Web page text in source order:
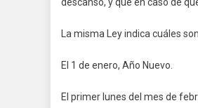
descanso, y que en caso de
La misma Ley indica cuáles
El 1 de enero, Año Nuevo.
El primer lunes del mes de